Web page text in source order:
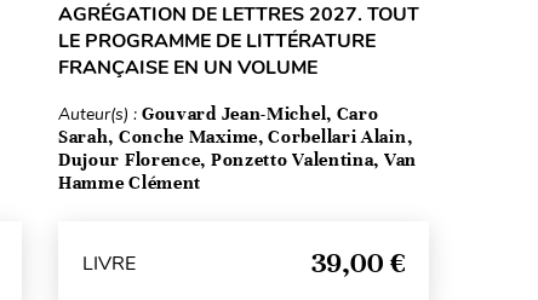
AGRÉGATION DE LETTRES 2027. TOUT
LE PROGRAMME DE LITTÉRATURE
FRANÇAISE EN UN VOLUME
Auteur(s) : Gouvard Jean-Michel, Caro
Sarah, Conche Maxime, Corbellari Alain,
Dujour Florence, Ponzetto Valentina, Van
Hamme Clément
LIVRE 39,00 €